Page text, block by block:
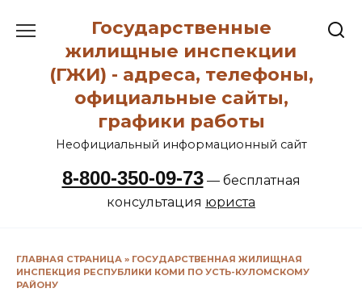
содержанию
Государственные
жилищные инспекции
(ГЖИ) - адреса, телефоны,
официальные сайты,
графики работы
Неофициальный информационный сайт
8-800-350-09-73— бесплатная
консультация юриста
ГЛАВНАЯ СТРАНИЦА » ГОСУДАРСТВЕННАЯ ЖИЛИЩНАЯ
ИНСПЕКЦИЯ РЕСПУБЛИКИ КОМИ ПО УСТЬ-КУЛОМСКОМУ
РАЙОНУ